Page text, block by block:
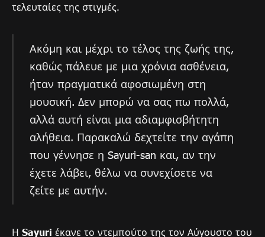
τελευταίες της στιγμές.
Ακόμη και μέχρι το τέλος της ζωής της,
καθώς πάλευε με μια χρόνια ασθένεια,
ήταν πραγματικά αφοσιωμένη στη
μουσική. Δεν μπορώ να σας πω πολλά,
αλλά αυτή είναι μια αδιαμφισβήτητη
αλήθεια. Παρακαλώ δεχτείτε την αγάπη
που γέννησε η Sayuri-san και, αν την
έχετε λάβει, θέλω να συνεχίσετε να
ζείτε με αυτήν.
Η Sayuri έκανε το ντεμπούτο της τον Αύγουστο του